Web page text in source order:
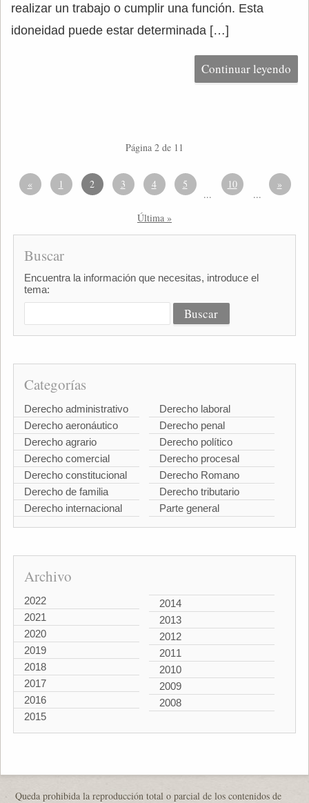
realizar un trabajo o cumplir una función. Esta
idoneidad puede estar determinada […]
Continuar leyendo
Página 2 de 11
« 1 2 3 4 5
...
10
...
»
Última »
Buscar
Encuentra la información que necesitas, introduce el
tema:
Categorías
Derecho administrativo
Derecho aeronáutico
Derecho agrario
Derecho comercial
Derecho constitucional
Derecho de familia
Derecho internacional
Derecho laboral
Derecho penal
Derecho político
Derecho procesal
Derecho Romano
Derecho tributario
Parte general
Archivo
2022
2021
2020
2019
2018
2017
2016
2015
2014
2013
2012
2011
2010
2009
2008
Queda prohibida la reproducción total o parcial de los contenidos de